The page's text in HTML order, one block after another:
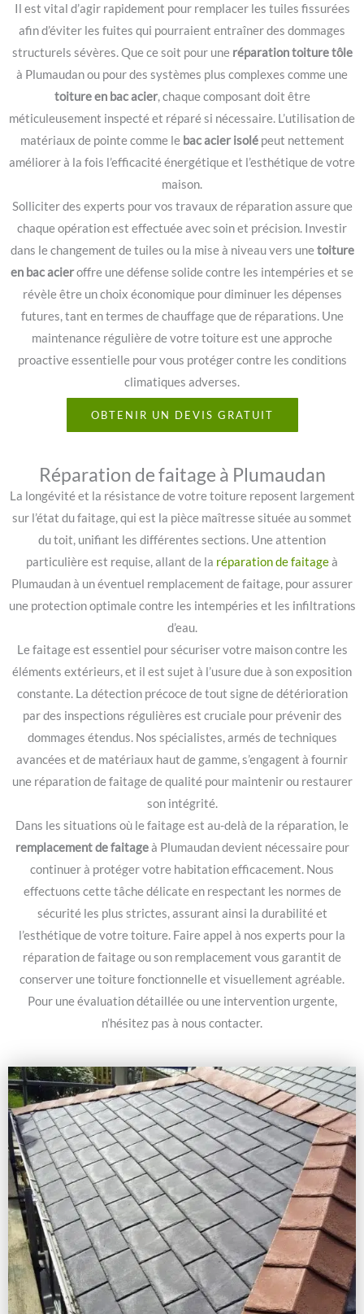
Il est vital d’agir rapidement pour remplacer les tuiles fissurées
afin d’éviter les fuites qui pourraient entraîner des dommages
structurels sévères. Que ce soit pour une réparation toiture tôle
à Plumaudan ou pour des systèmes plus complexes comme une
toiture en bac acier, chaque composant doit être
méticuleusement inspecté et réparé si nécessaire. L’utilisation de
matériaux de pointe comme le bac acier isolépeut nettement
améliorer à la fois l’efficacité énergétique et l’esthétique de votre
maison.
Solliciter des experts pour vos travaux de réparation assure que
chaque opération est effectuée avec soin et précision. Investir
dans le changement de tuiles ou la mise à niveau vers unetoiture
en bac acieroffre une défense solide contre les intempéries et se
révèle être un choix économique pour diminuer les dépenses
futures, tant en termes de chauffage que de réparations. Une
maintenance régulière de votre toiture est une approche
proactive essentielle pour vous protéger contre les conditions
climatiques adverses.
OBTENIR UN DEVIS GRATUIT
Réparation de faitage à Plumaudan
La longévité et la résistance de votre toiture reposent largement
sur l’état du faitage, qui est la pièce maîtresse située au sommet
du toit, unifiant les différentes sections. Une attention
particulière est requise, allant de la réparation de faitageà
Plumaudan à un éventuel remplacement de faitage, pour assurer
une protection optimale contre les intempéries et les infiltrations
d’eau.
Le faitage est essentiel pour sécuriser votre maison contre les
éléments extérieurs, et il est sujet à l’usure due à son exposition
constante. La détection précoce de tout signe de détérioration
par des inspections régulières est cruciale pour prévenir des
dommages étendus. Nos spécialistes, armés de techniques
avancées et de matériaux haut de gamme, s’engagent à fournir
une réparation de faitage de qualité pour maintenir ou restaurer
son intégrité.
Dans les situations où le faitage est au-delà de la réparation, le
remplacement de faitageà Plumaudan devient nécessaire pour
continuer à protéger votre habitation efficacement. Nous
effectuons cette tâche délicate en respectant les normes de
sécurité les plus strictes, assurant ainsi la durabilité et
l’esthétique de votre toiture. Faire appel à nos experts pour la
réparation de faitage ou son remplacement vous garantit de
conserver une toiture fonctionnelle et visuellement agréable.
Pour une évaluation détaillée ou une intervention urgente,
n’hésitez pas à nous contacter.